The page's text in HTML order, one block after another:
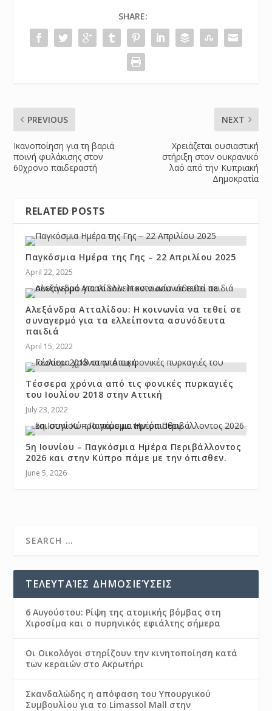
SHARE:
PREVIOUS
Ικανοποίηση για τη βαριά
ποινή φυλάκισης στον
60χρονο παιδεραστή
NEXT
Χρειάζεται ουσιαστική
στήριξη στον ουκρανικό
λαό από την Κυπριακή
Δημοκρατία
RELATED POSTS
Παγκόσμια Ημέρα της Γης – 22 Απριλίου 2025
April 22, 2025
Αλεξάνδρα Ατταλίδου: Η κοινωνία να τεθεί σε
συναγερμό για τα ελλείποντα ασυνόδευτα
παιδιά
April 15, 2022
Τέσσερα χρόνια από τις φονικές πυρκαγιές
του Ιουλίου 2018 στην Αττική
July 23, 2022
5η Ιουνίου – Παγκόσμια Ημέρα Περιβάλλοντος
2026 και στην Κύπρο πάμε με την όπισθεν.
June 5, 2026
ΤΕΛΕΥΤΑΊΕΣ ΔΗΜΟΣΙΕΎΣΕΙΣ
6 Αυγούστου: Ρίψη της ατομικής βόμβας στη
Χιροσίμα και ο πυρηνικός εφιάλτης σήμερα
Οι Οικολόγοι στηρίζουν την κινητοποίηση κατά
των κεραιών στο Ακρωτήρι
Σκανδαλώδης η απόφαση του Υπουργικού
Συμβουλίου για το Limassol Mall στην